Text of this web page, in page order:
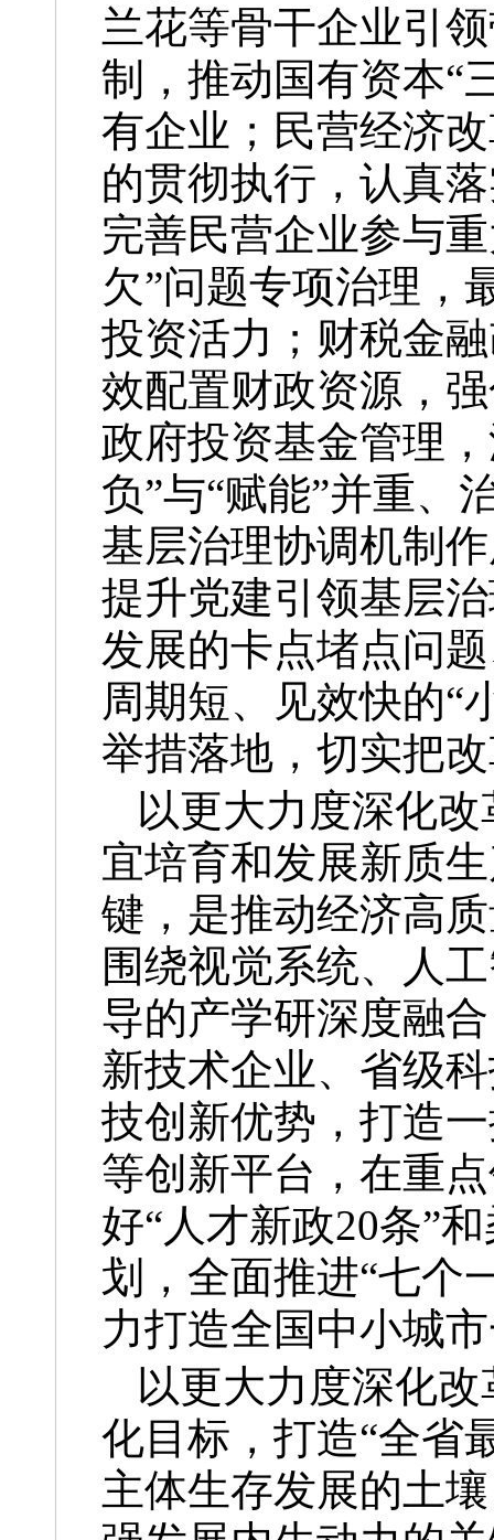
兰花等骨干企业引
制，推动国有资本“
有企业；民营经济
的贯彻执行，认真
完善民营企业参与
欠”问题专项治理，
投资活力；财税金
效配置财政资源，
政府投资基金管理
负”与“赋能”并重、
基层治理协调机制
提升党建引领基层
发展的卡点堵点问
周期短、见效快的“
举措落地，切实把
以更大力度深化
宜培育和发展新质
键，是推动经济高
围绕视觉系统、人
导的产学研深度融
新技术企业、省级
技创新优势，打造
等创新平台，在重
好“人才新政20条”
划，全面推进“七个
力打造全国中小城
以更大力度深化
化目标，打造“全省
主体生存发展的土